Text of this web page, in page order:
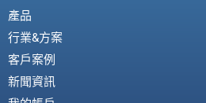
產品
行業&方案
客戶案例
新聞資訊